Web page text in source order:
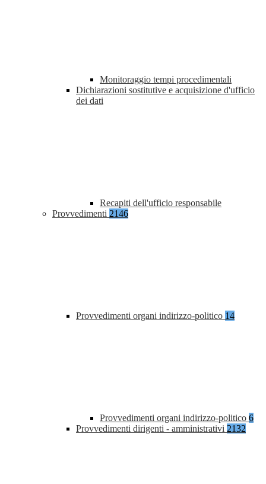
Monitoraggio tempi procedimentali
Dichiarazioni sostitutive e acquisizione d'ufficio
dei dati
Recapiti dell'ufficio responsabile
Provvedimenti 2146
Provvedimenti organi indirizzo-politico 14
Provvedimenti organi indirizzo-politico 6
Provvedimenti dirigenti - amministrativi 2132